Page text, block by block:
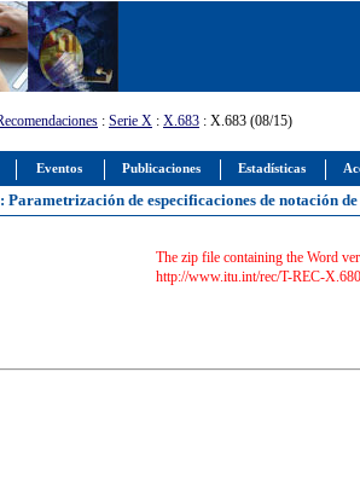
Eventos Publicaciones Estadísticas
: Serie X : X.683 : X.683 (08/15)
de especificaciones de notación
The zip file containing the Word
http://www.itu.int/rec/T-REC-